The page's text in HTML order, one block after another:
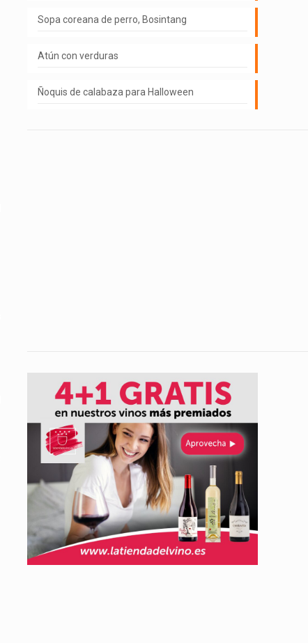
Sopa coreana de perro, Bosintang
Atún con verduras
Ñoquis de calabaza para Halloween